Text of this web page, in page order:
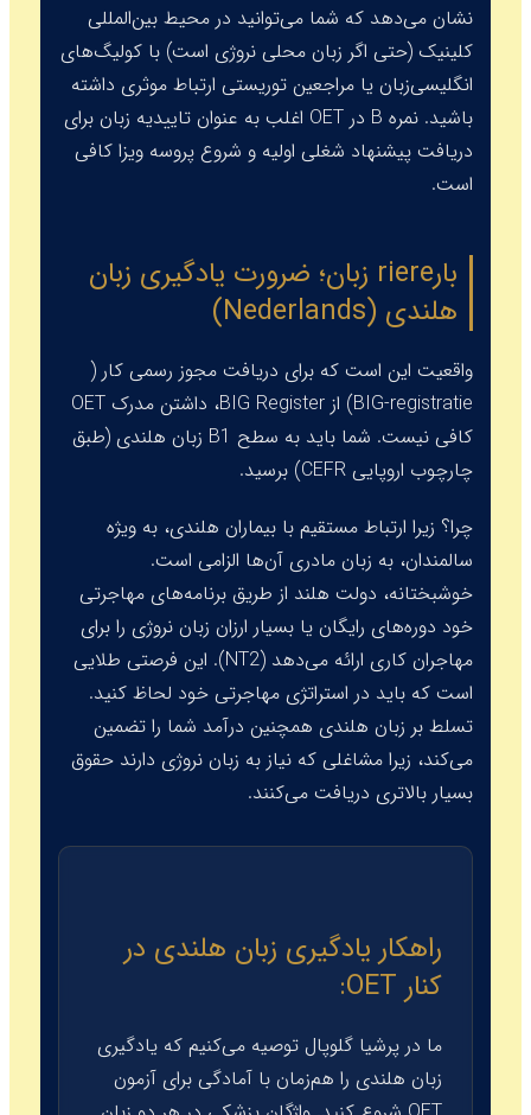
نشان می‌دهد که شما می‌توانید در محیط بین‌المللی
کلینیک (حتی اگر زبان محلی نروژی است) با کولیگ‌های
انگلیسی‌زبان یا مراجعین توریستی ارتباط موثری داشته
باشید. نمره B در OET اغلب به عنوان تاییدیه زبان برای
دریافت پیشنهاد شغلی اولیه و شروع پروسه ویزا کافی
است.
بارriere زبان؛ ضرورت یادگیری زبان
هلندی (Nederlands)
واقعیت این است که برای دریافت مجوز رسمی کار (
BIG-registratie) از BIG Register
، داشتن مدرک OET
کافی نیست. شما باید به سطح B1 زبان هلندی (طبق
چارچوب اروپایی CEFR) برسید.
چرا؟ زیرا ارتباط مستقیم با بیماران هلندی، به ویژه
سالمندان، به زبان مادری آن‌ها الزامی است.
خوشبختانه، دولت هلند از طریق برنامه‌های مهاجرتی
خود دوره‌های رایگان یا بسیار ارزان زبان نروژی را برای
مهاجران کاری ارائه می‌دهد (NT2). این فرصتی طلایی
است که باید در استراتژی مهاجرتی خود لحاظ کنید.
تسلط بر زبان هلندی همچنین درآمد شما را تضمین
می‌کند، زیرا مشاغلی که نیاز به زبان نروژی دارند حقوق
بسیار بالاتری دریافت می‌کنند.
راهکار یادگیری زبان هلندی در
کنار OET:
ما در پرشیا گلوپال توصیه می‌کنیم که یادگیری
زبان هلندی را هم‌زمان با آمادگی برای آزمون